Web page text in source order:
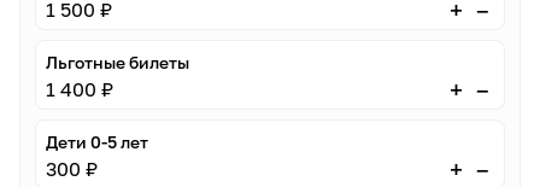
1 500 ₽ + –
Льготные билеты
1 400 ₽ + –
Дети 0-5 лет
300 ₽ + –